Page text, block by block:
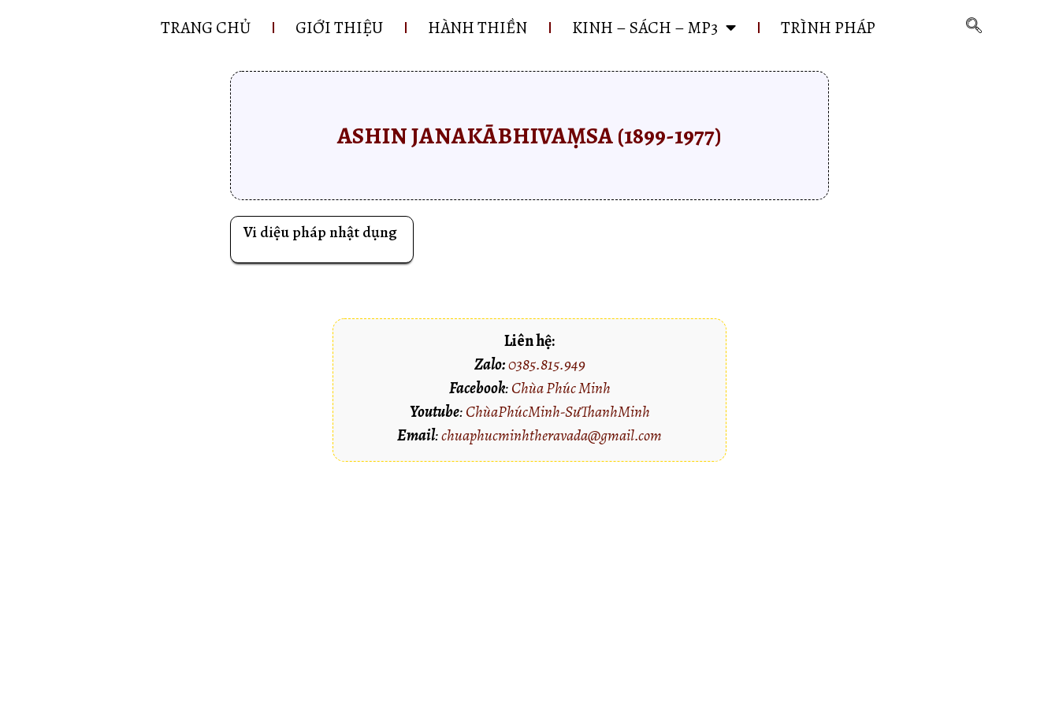
TRANG CHỦ GIỚI THIỆU HÀNH THIỀN KINH – SÁCH – MP3 TRÌNH PHÁP
ASHIN JANAKĀBHIVAṂSA (1899-1977)
Vi diệu pháp nhật dụng
Liên hệ:
Zalo:0385.815.949
Facebook:Chùa Phúc Minh
Youtube:ChùaPhúcMinh-SưThanhMinh
Email:chuaphucminhtheravada@gmail.com